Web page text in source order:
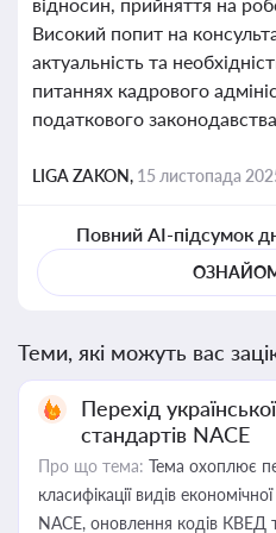
Високий попит на
актуальність та
питаннях кадрового
податкового
LIGA ZAKON, 15 листопада
Повний AI-підсумок
Теми, які можуть вас
Перехід
стандартів NACE
Про що тема: Тема охоплює
класифікації видів
NACE, оновлення кодів КВЕД